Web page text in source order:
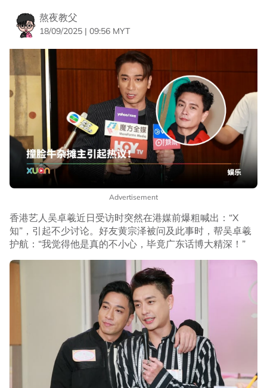
熬夜教父
18/09/2025 | 09:56 MYT
Advertisement
香港艺人吴卓羲近日受访时突然在港媒前爆粗喊出：“X
知”，引起不少讨论。好友黄宗泽被问及此事时，帮吴卓羲
护航：“我觉得他是真的不小心，毕竟广东话博大精深！”